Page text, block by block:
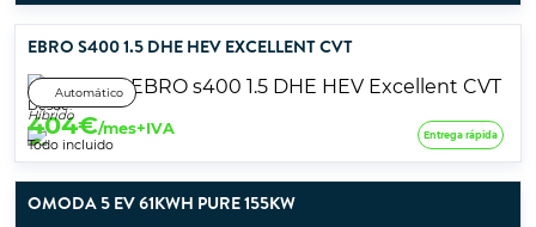
EBRO S400 1.5 DHE HEV EXCELLENT CVT
Automático
Híbrido
Desde:
404€/mes+IVA
Todo incluido
Entrega rápida
OMODA 5 EV 61KWH PURE 155KW